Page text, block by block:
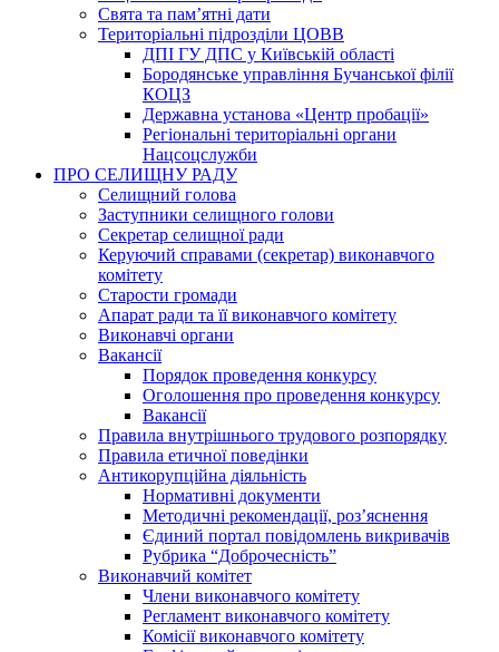
Свята та пам’ятні дати
Територіальні підрозділи ЦОВВ
ДПІ ГУ ДПС у Київській області
Бородянське управління Бучанської філії
КОЦЗ
Державна установа «Центр пробації»
Регіональні територіальні органи
Нацсоцслужби
ПРО СЕЛИЩНУ РАДУ
Селищний голова
Заступники селищного голови
Секретар селищної ради
Керуючий справами (секретар) виконавчого
комітету
Старости громади
Апарат ради та її виконавчого комітету
Виконавчі органи
Вакансії
Порядок проведення конкурсу
Оголошення про проведення конкурсу
Вакансії
Правила внутрішнього трудового розпорядку
Правила етичної поведінки
Антикорупційна діяльність
Нормативні документи
Методичні рекомендації, роз’яснення
Єдиний портал повідомлень викривачів
Рубрика “Доброчесність”
Виконавчий комітет
Члени виконавчого комітету
Регламент виконавчого комітету
Комісії виконавчого комітету